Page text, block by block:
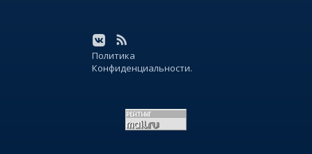
Политика
Конфиденциальности.